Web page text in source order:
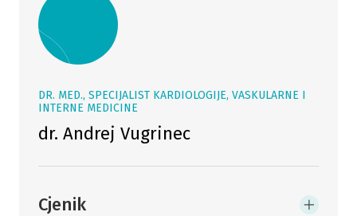
DR. MED., SPECIJALIST KARDIOLOGIJE, VASKULARNE I
INTERNE MEDICINE
dr. Andrej Vugrinec
Cjenik